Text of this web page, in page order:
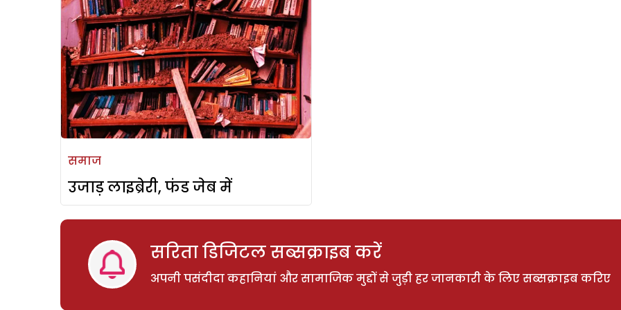
समाज
उजाड़ लाइब्रेरी, फंड जेब में
सरिता डिजिटल सब्सक्राइब करें
अपनी पसंदीदा कहानियां और सामाजिक मुद्दों से जुड़ी हर जानकारी के लिए सब्सक्राइब करिए